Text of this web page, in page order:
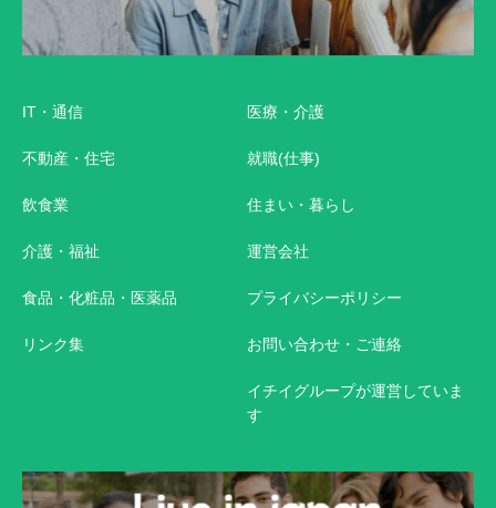
IT・通信
不動産・住宅
飲食業
介護・福祉
食品・化粧品・医薬品
リンク集
医療・介護
就職(仕事)
住まい・暮らし
運営会社
プライバシーポリシー
お問い合わせ・ご連絡
イチイグループが運営していま
す